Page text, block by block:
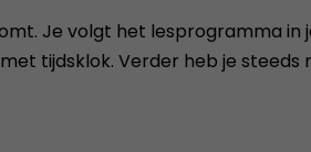
Je volgt het lesprogramma
tijdsklok. Verder heb je steeds